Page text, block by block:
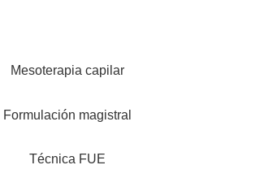
Mesoterapia capilar
Formulación magistral
Técnica FUE